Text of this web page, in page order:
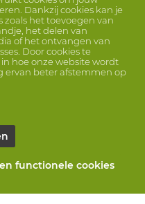
Dankzij cookies kan je
het toevoegen van
het delen van
of het ontvangen van
Door cookies te
hoe onze website wordt
ervan beter afstemmen op
functionele cookies